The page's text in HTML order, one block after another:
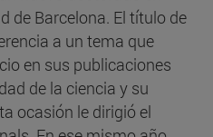
de Barcelona. El título de
a un tema que
en sus publicaciones
de la ciencia y su
ocasión le dirigió el